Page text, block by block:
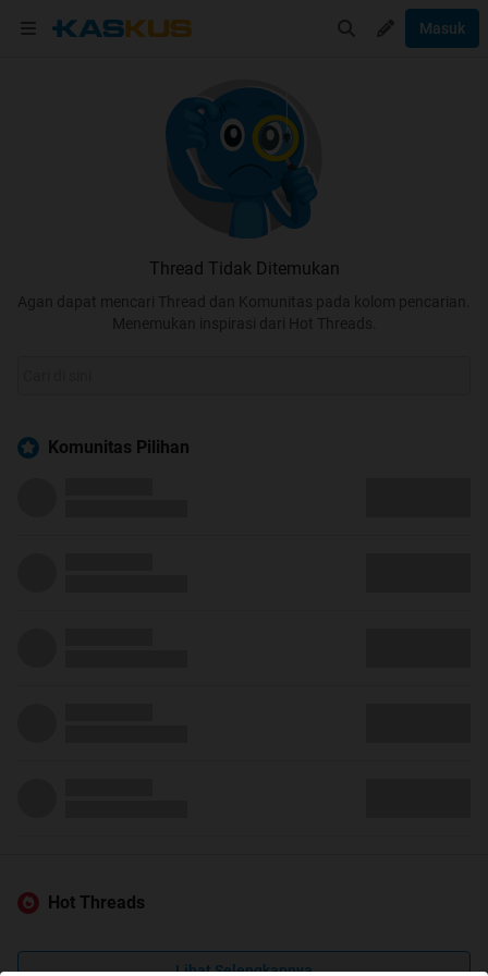
Masuk
Thread Tidak Ditemukan
Agan dapat mencari Thread dan Komunitas pada kolom pencarian.
Menemukan inspirasi dari Hot Threads.
Komunitas Pilihan
Hot Threads
Lihat Selengkapnya